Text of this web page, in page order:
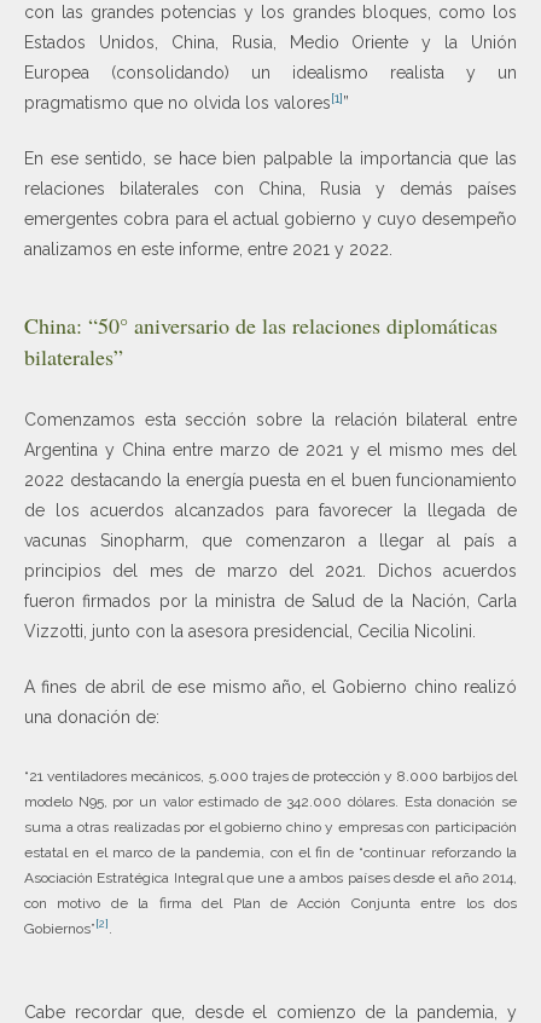
con las grandes potencias y los grandes bloques, como los
Estados Unidos, China, Rusia, Medio Oriente y la Unión
Europea (consolidando) un idealismo realista y un
pragmatismo que no olvida los valores[1]”
En ese sentido, se hace bien palpable la importancia que las
relaciones bilaterales con China, Rusia y demás países
emergentes cobra para el actual gobierno y cuyo desempeño
analizamos en este informe, entre 2021 y 2022.
China: “50° aniversario de las relaciones diplomáticas
bilaterales”
Comenzamos esta sección sobre la relación bilateral entre
Argentina y China entre marzo de 2021 y el mismo mes del
2022 destacando la energía puesta en el buen funcionamiento
de los acuerdos alcanzados para favorecer la llegada de
vacunas Sinopharm, que comenzaron a llegar al país a
principios del mes de marzo del 2021. Dichos acuerdos
fueron firmados por la ministra de Salud de la Nación, Carla
Vizzotti, junto con la asesora presidencial, Cecilia Nicolini.
A fines de abril de ese mismo año, el Gobierno chino realizó
una donación de:
“21 ventiladores mecánicos, 5.000 trajes de protección y 8.000 barbijos del
modelo N95, por un valor estimado de 342.000 dólares. Esta donación se
suma a otras realizadas por el gobierno chino y empresas con participación
estatal en el marco de la pandemia, con el fin de “continuar reforzando la
Asociación Estratégica Integral que une a ambos países desde el año 2014,
con motivo de la firma del Plan de Acción Conjunta entre los dos
Gobiernos” [2]
Cabe recordar que, desde el comienzo de la pandemia, y